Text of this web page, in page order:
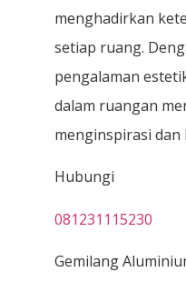
menghadirkan
setiap ruang.
pengalaman
dalam ruangan
menginspirasi dan
Hubungi
081231115230
Gemilang